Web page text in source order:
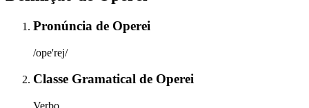
Pronúncia de Operei
/ope'rej/
Classe Gramatical de Operei
Verbo